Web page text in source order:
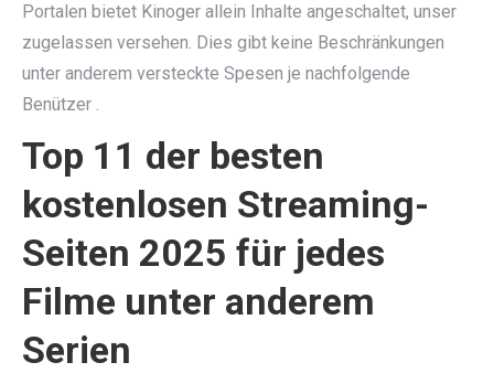
Portalen bietet Kinoger allein Inhalte angeschaltet, unser
zugelassen versehen. Dies gibt keine Beschränkungen
unter anderem versteckte Spesen je nachfolgende
Benützer .
Top 11 der besten
kostenlosen Streaming-
Seiten 2025 für jedes
Filme unter anderem
Serien